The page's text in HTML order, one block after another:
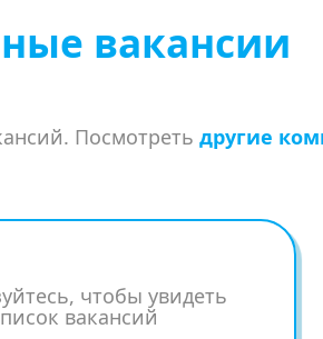
вакансии
Посмотреть другие
чтобы увидеть
вакансий